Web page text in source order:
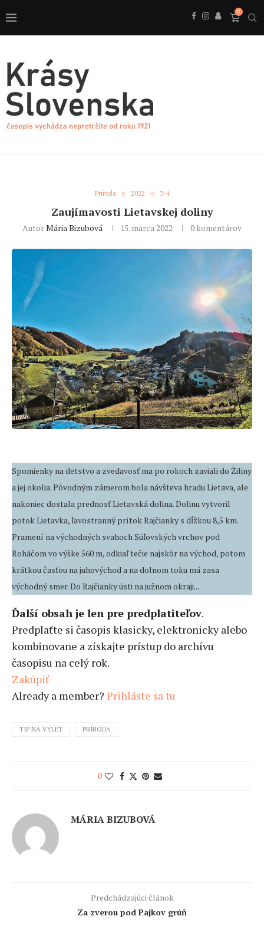
0
Príroda 2022 3-4
Zaujímavosti Lietavskej doliny
AutorMária Bizubová 15. marca 2022 0 komentárov
Spomienky na detstvo a zvedavosť ma po rokoch zaviali do Žiliny
a jej okolia. Pôvodným zámerom bola návšteva hradu Lietava, ale
nakoniec dostala prednosť Lietavská dolina. Dolinu vytvoril
potok Lietavka, ľavostranný prítok Rajčianky s dĺžkou 8,5 km.
Pramení na východných svahoch Súľovských vrchov pod
Roháčom vo výške 560 m, odkiaľ tečie najskôr na východ, potom
krátkou časťou na juhovýchod a na dolnom toku má zasa
východný smer. Do Rajčianky ústi na južnom okraji...
Ďalší obsah je len pre predplatiteľov.
Predplaťte si časopis klasicky, elektronicky alebo
kombinovane a získajte prístup do archívu
časopisu na celý rok.
Zakúpiť
Already a member? Prihláste sa tu
TIP NA VÝLET PRÍRODA
0
MÁRIA BIZUBOVÁ
Predchádzajúci článok
Za zverou pod Pajkov grúň